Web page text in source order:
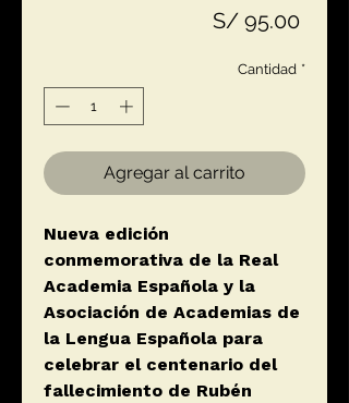
S/ 95.00Precio
Cantidad *
Agregar al carrito
Nueva edición
conmemorativa de la Real
Academia Española y la
Asociación de Academias de
la Lengua Española para
celebrar el centenario del
fallecimiento de Rubén